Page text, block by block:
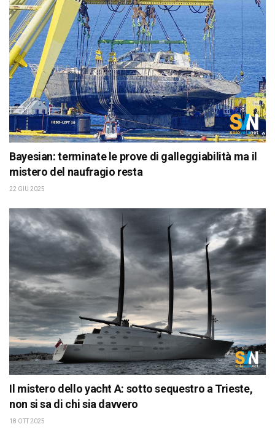
Bayesian: terminate le prove di galleggiabilità ma il
mistero del naufragio resta
22 GIU 2025
Il mistero dello yacht A: sotto sequestro a Trieste,
non si sa di chi sia davvero
18 OTT 2025